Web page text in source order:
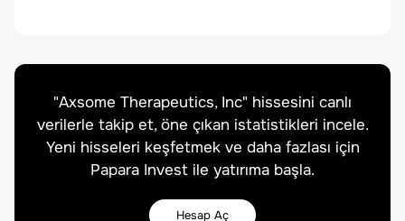
"Axsome Therapeutics, Inc" hissesini canlı
verilerle takip et, öne çıkan istatistikleri incele.
Yeni hisseleri keşfetmek ve daha fazlası için
Papara Invest ile yatırıma başla.
Hesap Aç